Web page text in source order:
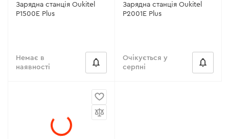
Зарядна станція Oukitel
P1500E Plus
Немає в
наявності
Зарядна станція Oukitel
P2001E Plus
Очікується у
серпні